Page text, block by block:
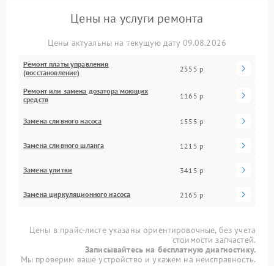
Цены на услуги ремонта
Цены актуальны на текущую дату 09.08.2026
Ремонт платы управления
(восстановление)
2555 р
Ремонт или замена дозатора моющих
средств
1165 р
Замена сливного насоса 1555 р
Замена сливного шланга 1215 р
Замена улитки 3415 р
Замена циркуляционного насоса 2165 р
Цены в прайс-листе указаны ориентировочные, без учета
стоимости запчастей.
Записывайтесь на бесплатную диагностику.
Мы проверим ваше устройство и укажем на неисправность.